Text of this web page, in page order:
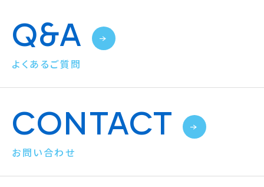
Q&A
よくあるご質問
CONTACT
お問い合わせ